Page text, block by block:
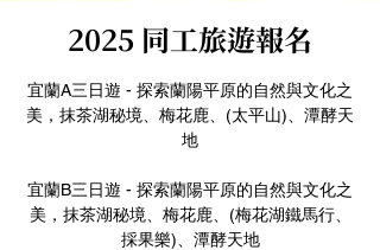
2025 同工旅遊報名
宜蘭A三日遊 - 探索蘭陽平原的自然與文化之
美，抹茶湖秘境、梅花鹿、(太平山)、潭酵天
地
宜蘭B三日遊 - 探索蘭陽平原的自然與文化之
美，抹茶湖秘境、梅花鹿、(梅花湖鐵馬行、
採果樂)、潭酵天地